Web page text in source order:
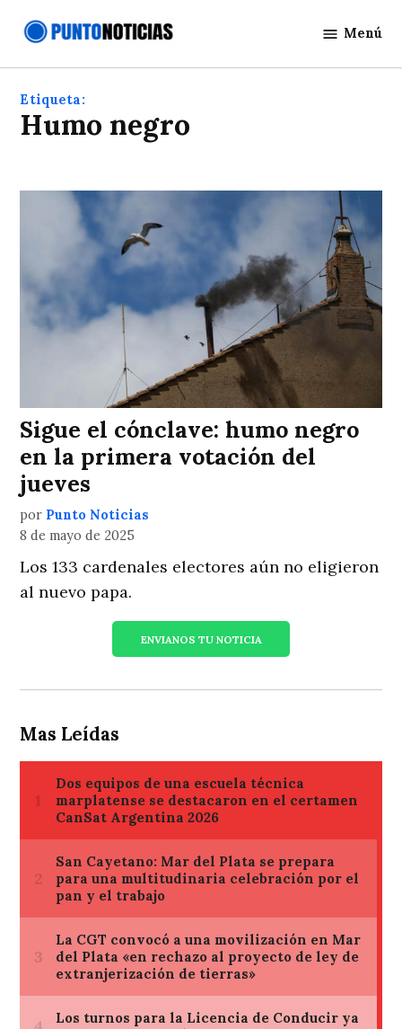
Noticias
Menú
Etiqueta:
Humo negro
Sigue el cónclave: humo negro
en la primera votación del
jueves
por Punto Noticias
8 de mayo de 2025
Los 133 cardenales electores aún no eligieron
al nuevo papa.
ENVIANOS TU NOTICIA
Mas Leídas